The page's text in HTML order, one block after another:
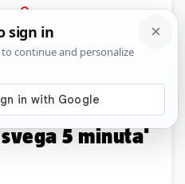
PRIJAVA
Komentari
je bomba u
5 minuta'